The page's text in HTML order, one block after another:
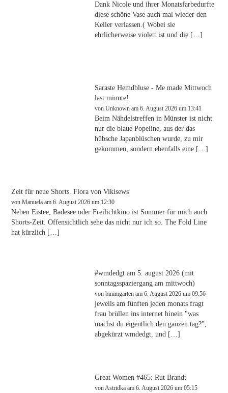
Dank Nicole und ihrer Monatsfarbedurfte
diese schöne Vase auch mal wieder den
Keller verlassen.( Wobei sie
ehrlicherweise violett ist und die […]
Saraste Hemdbluse - Me made Mittwoch
last minute!
vonUnknown am 6. August 2026 um 13:41
Beim Nähdelstreffen in Münster ist nicht
nur die blaue Popeline, aus der das
hübsche Japanblüschen wurde, zu mir
gekommen, sondern ebenfalls eine […]
Zeit für neue Shorts. Flora von Vikisews
vonManuela am 6. August 2026 um 12:30
Neben Eistee, Badesee oder Freilichtkino ist Sommer für mich auch
Shorts-Zeit. Offensichtlich sehe das nicht nur ich so. The Fold Line
hat kürzlich […]
#wmdedgt am 5. august 2026 (mit
sonntagsspaziergang am mittwoch)
vonbinimgarten am 6. August 2026 um 09:56
jeweils am fünften jeden monats fragt
frau brüllen ins internet hinein "was
machst du eigentlich den ganzen tag?",
abgekürzt wmdedgt, und […]
Great Women #465: Rut Brandt
von Astridka am 6. August 2026 um 05:15